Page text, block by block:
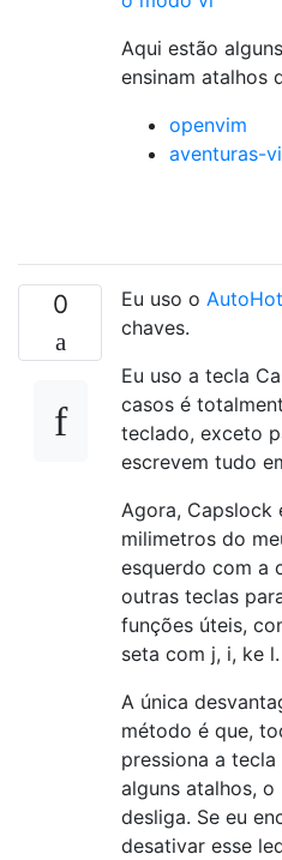
Aqui estão
ensinam atalhos
openvim
aventuras-
0 Eu uso o
chaves.
Eu uso a tecla
casos é
teclado, exceto
escrevem tudo
Agora, Capslock
milimetros do
esquerdo com a
outras teclas
funções úteis,
seta com j, i, ke l.
A única
método é que,
pressiona a
alguns atalhos,
desliga. Se eu
desativar esse